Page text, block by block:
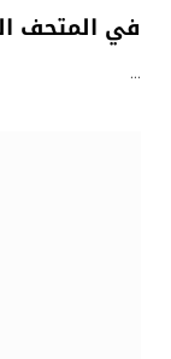
في المتحف
…